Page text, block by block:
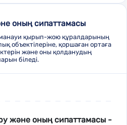
оның сипаттамасы
қырып-жою құралдарының
объектілеріне, қоршаған ортаға
және оны қолданудың
біледі.
және оның сипаттамасы -